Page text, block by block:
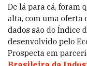
De lá para cá, foram
alta, com uma oferta
dados são do Índice
desenvolvido pelo
Prospecta em